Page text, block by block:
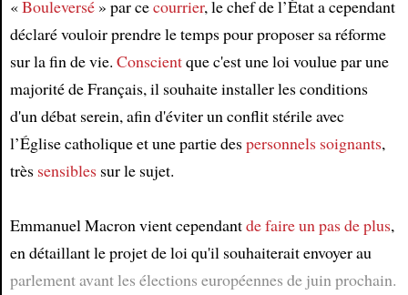
«Bouleversé» par cecourrier, le chef de l’État a cependant
déclaré vouloir prendre le temps pour proposer sa réforme
sur la fin de vie. Conscientque c'est une loi voulue par une
majorité de Français, il souhaite installer les conditions
d'un débat serein, afin d'éviter un conflit stérile avec
l’Église catholique et une partie despersonnels soignants,
très sensiblessur le sujet.
Emmanuel Macron vient cependantde faire un pas de plus,
en détaillant le projet de loi qu'il souhaiterait envoyer au
parlement avant les élections européennes de juin prochain.